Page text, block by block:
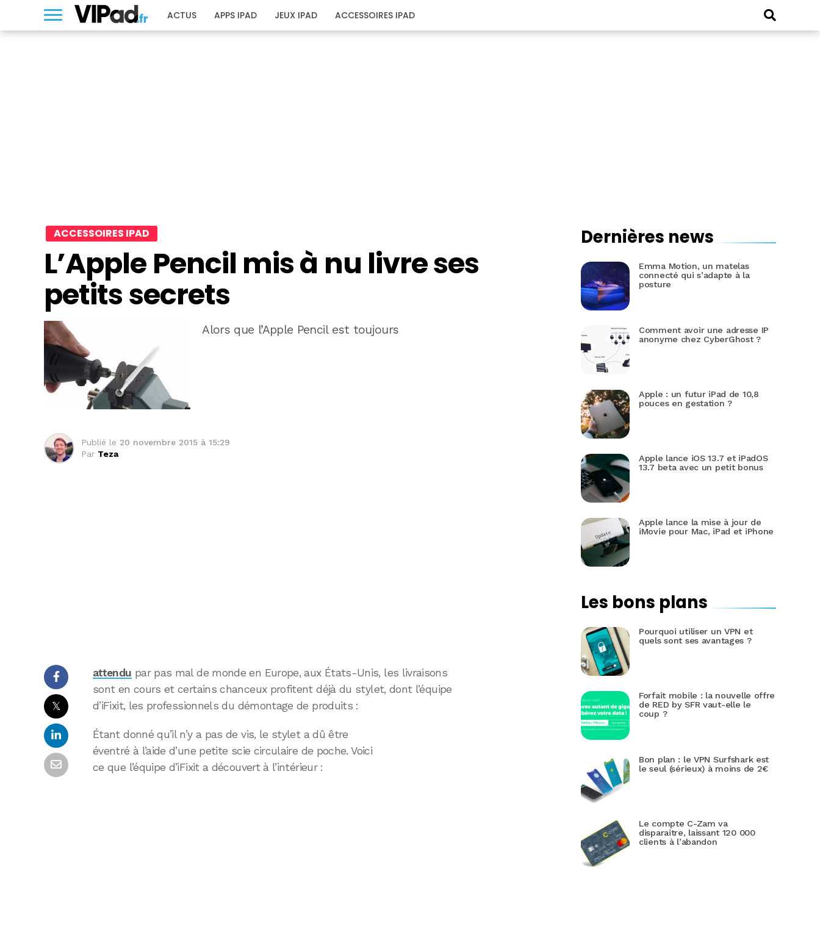
ACTUS APPS IPAD JEUX IPAD ACCESSOIRES IPAD
ACCESSOIRES IPAD
L’Apple Pencil mis à nu livre ses
petits secrets
Alors que l’Apple Pencil est toujours
Publié le 20 novembre 2015 à 15:29
Par Teza
𝕏
attendu par pas mal de monde en Europe, aux États-Unis, les livraisons
sont en cours et certains chanceux profitent déjà du stylet, dont l’équipe
d’iFixit, les professionnels du démontage de produits :
Étant donné qu’il n’y a pas de vis, le stylet a dû être
éventré à l’aide d’une petite scie circulaire de poche. Voici
ce que l’équipe d’iFixit a découvert à l’intérieur :
Dernières news
Emma Motion, un matelas
connecté qui s’adapte à la
posture
Comment avoir une adresse IP
anonyme chez CyberGhost ?
Apple : un futur iPad de 10,8
pouces en gestation ?
Apple lance iOS 13.7 et iPadOS
13.7 beta avec un petit bonus
Apple lance la mise à jour de
iMovie pour Mac, iPad et iPhone
Les bons plans
Pourquoi utiliser un VPN et
quels sont ses avantages ?
Forfait mobile : la nouvelle offre
de RED by SFR vaut-elle le
coup ?
Bon plan : le VPN Surfshark est
le seul (sérieux) à moins de 2€
Le compte C-Zam va
disparaitre, laissant 120 000
clients à l’abandon